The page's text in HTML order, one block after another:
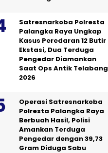
Satresnarkoba Polresta
Palangka Raya Ungkap
Kasus Peredaran 12 Butir
Ekstasi, Dua Terduga
Pengedar Diamankan
Saat Ops Antik Telabang
2026
Operasi Satresnarkoba
Polresta Palangka Raya
Berbuah Hasil, Polisi
Amankan Terduga
Pengedar dengan 39,73
Gram Diduga Sabu